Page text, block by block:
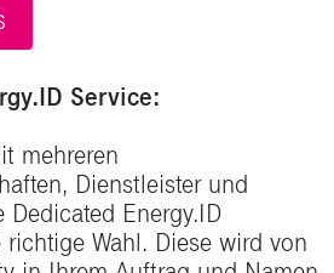
Service:
mehreren
Dienstleister und
Dedicated Energy.ID
Wahl. Diese wird von